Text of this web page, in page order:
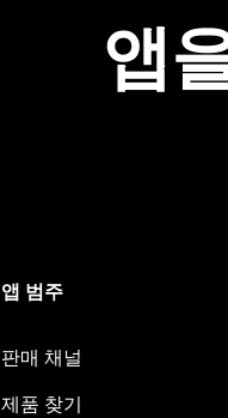
앱
앱 범주
판매 채널
제품 찾기